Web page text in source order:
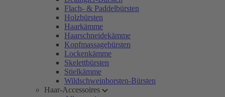
Flach- & Paddelbürsten
Holzbürsten
Haarkämme
Haarschneidekämme
Kopfmassagebürsten
Lockenkämme
Skelettbürsten
Stielkämme
Wildschweinborsten-Bürsten
Haar-Accessoires